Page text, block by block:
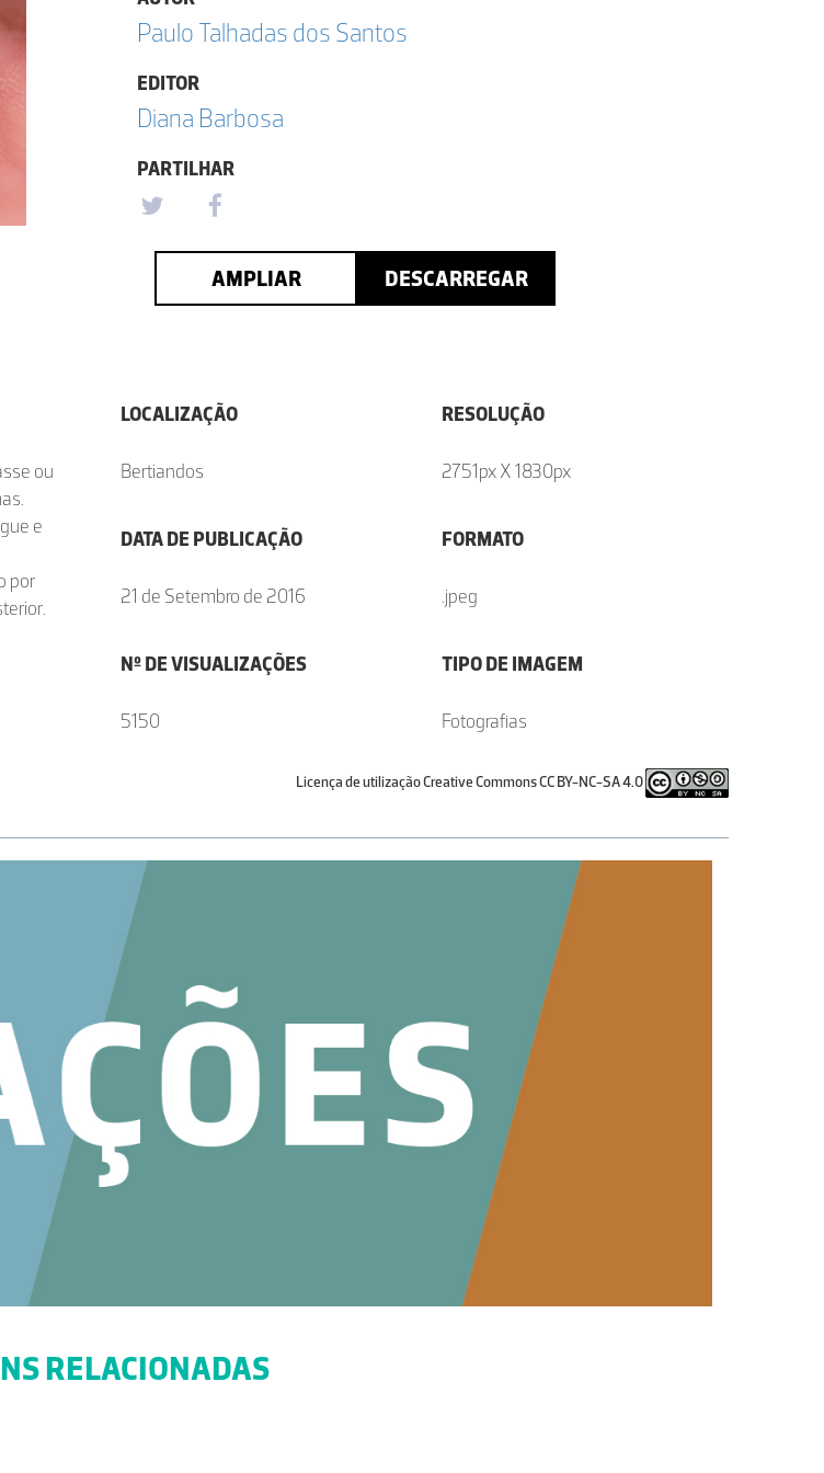
Paulo Talhadas dos Santos
EDITOR
Diana Barbosa
PARTILHAR
AMPLIAR DESCARREGAR
ou
e
por
LOCALIZAÇÃO
Bertiandos
DATA DE PUBLICAÇÃO
21 de Setembro de 2016
Nº DE VISUALIZAÇÕES
5150
RESOLUÇÃO
2751px X 1830px
FORMATO
.jpeg
TIPO DE IMAGEM
Fotografias
Licença de utilização Creative Commons CC BY-NC-SA 4.0
RELACIONADAS